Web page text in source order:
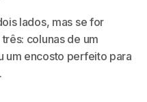
lados, mas se for
colunas de um
um encosto perfeito para